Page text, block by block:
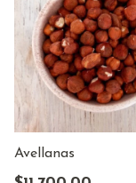
Avellanas